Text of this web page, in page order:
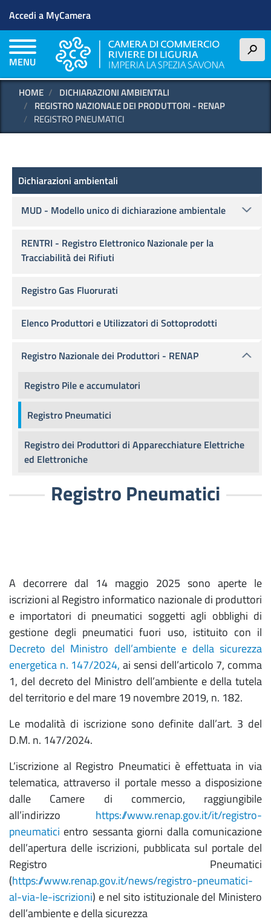
contenuto
principale
Menu profilo utente
Accedi a MyCamera
MENU
h
HOME
DICHIARAZIONI AMBIENTALI
REGISTRO NAZIONALE DEI PRODUTTORI - RENAP
REGISTRO PNEUMATICI
Registro Pneumatici
A decorrere dal 14 maggio 2025 sono aperte le
iscrizioni al Registro informatico nazionale di produttori
e importatori di pneumatici soggetti agli obblighi di
gestione degli pneumatici fuori uso, istituito con il
Decreto del Ministro dell’ambiente e della sicurezza
energetica n. 147/2024, ai sensi dell’articolo 7, comma
1, del decreto del Ministro dell’ambiente e della tutela
del territorio e del mare 19 novembre 2019, n. 182.
Le modalità di iscrizione sono definite dall’art. 3 del
D.M. n. 147/2024.
L’iscrizione al Registro Pneumatici è effettuata in via
telematica, attraverso il portale messo a disposizione
dalle Camere di commercio, raggiungibile
all’indirizzo
https://www.renap.gov.it/it/registro-
pneumatici entro sessanta giorni dalla comunicazione
dell’apertura delle iscrizioni, pubblicata sul portale del
Registro Pneumatici
(https://www.renap.gov.it/news/registro-pneumatici-
al-via-le-iscrizioni) e nel sito istituzionale del Ministero
dell’ambiente e della sicurezza
Dichiarazioni ambientali
Dichiarazioni ambientali
MUD - Modello unico di dichiarazione ambientale
RENTRI - Registro Elettronico Nazionale per la
Tracciabilità dei Rifiuti
Registro Gas Fluorurati
Elenco Produttori e Utilizzatori di Sottoprodotti
Registro Nazionale dei Produttori - RENAP
Registro Pile e accumulatori
Registro Pneumatici
Registro dei Produttori di Apparecchiature Elettriche
ed Elettroniche